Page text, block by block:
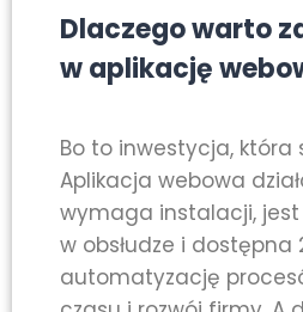
Dlaczego warto
w aplikację
Bo to inwestycja, która
Aplikacja webowa
wymaga instalacji, jest
w obsłudze i dostępna
automatyzację